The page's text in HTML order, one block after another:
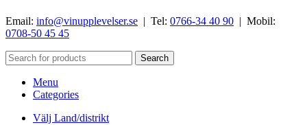
Email: info@vinupplevelser.se | Tel: 0766-34 40 90 | Mobil:
0708-50 45 45
Search
Menu
Categories
Välj Land/distrikt